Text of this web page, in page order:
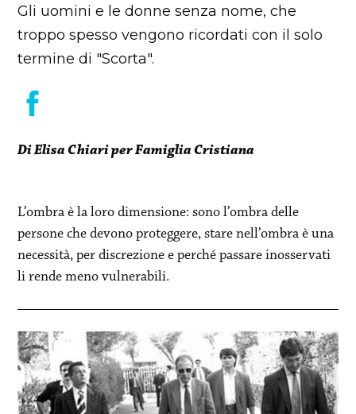
Gli uomini e le donne senza nome, che
troppo spesso vengono ricordati con il solo
termine di "Scorta".
Di Elisa Chiari per Famiglia Cristiana
L’ombra è la loro dimensione: sono l’ombra delle
persone che devono proteggere, stare nell’ombra è una
necessità, per discrezione e perché passare inosservati
li rende meno vulnerabili.